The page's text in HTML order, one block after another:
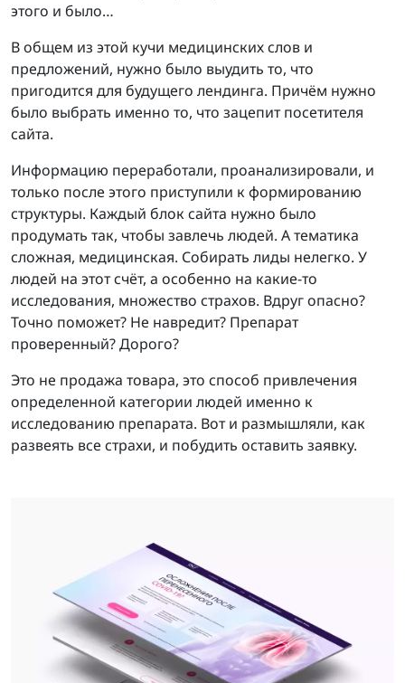
этого и было…
В общем из этой кучи медицинских слов и
предложений, нужно было выудить то, что
пригодится для будущего лендинга. Причём нужно
было выбрать именно то, что зацепит посетителя
сайта.
Информацию переработали, проанализировали, и
только после этого приступили к формированию
структуры. Каждый блок сайта нужно было
продумать так, чтобы завлечь людей. А тематика
сложная, медицинская. Собирать лиды нелегко. У
людей на этот счёт, а особенно на какие-то
исследования, множество страхов. Вдруг опасно?
Точно поможет? Не навредит? Препарат
проверенный? Дорого?
Это не продажа товара, это способ привлечения
определенной категории людей именно к
исследованию препарата. Вот и размышляли, как
развеять все страхи, и побудить оставить заявку.